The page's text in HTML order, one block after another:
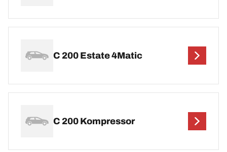
C 200 Estate 4Matic
C 200 Kompressor